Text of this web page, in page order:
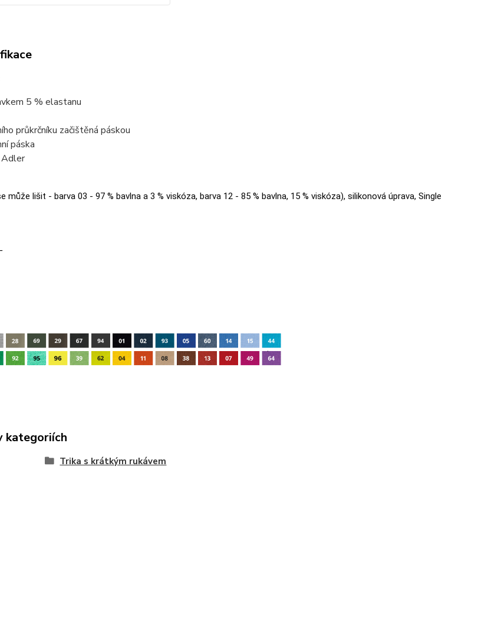
5 % elastanu
průkrčníku začištěná páskou
páska
může lišit - barva 03 - 97 % bavlna a 3 % viskóza, barva 12 - 85 % bavlna, 15 % viskóza), silikonová úprava, Single
kategoriích
Trika s krátkým rukávem